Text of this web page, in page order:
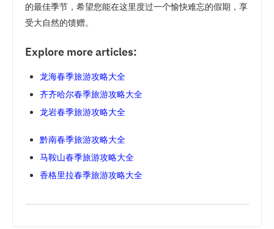
的最佳季节，希望您能在这里度过一个愉快难忘的假期，享
受大自然的馈赠。
Explore more articles:
龙海春季旅游攻略大全
齐齐哈尔春季旅游攻略大全
龙岩春季旅游攻略大全
黔南春季旅游攻略大全
马鞍山春季旅游攻略大全
香格里拉春季旅游攻略大全